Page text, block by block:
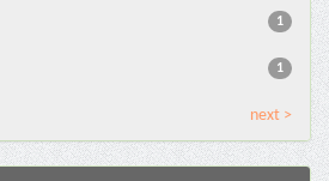
1
1
next >